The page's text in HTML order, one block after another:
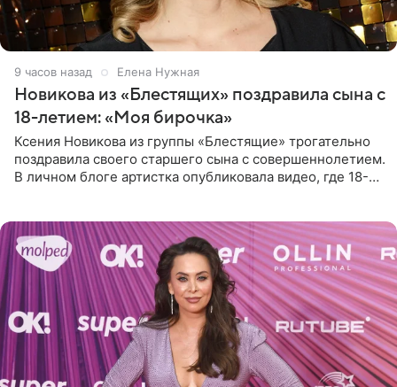
9 часов назад Елена Нужная
Новикова из «Блестящих» поздравила сына с
18-летием: «Моя бирочка»
Ксения Новикова из группы «Блестящие» трогательно
поздравила своего старшего сына с совершеннолетием.
В личном блоге артистка опубликовала видео, где 18-